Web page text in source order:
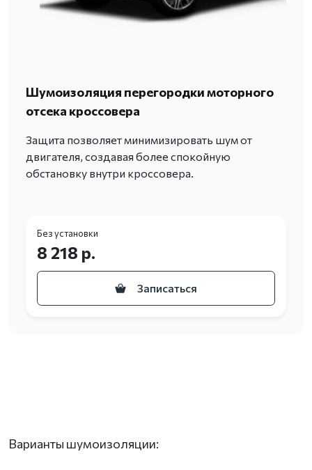
Шумоизоляция перегородки моторного
отсека кроссовера
Защита позволяет минимизировать шум от
двигателя, создавая более спокойную
обстановку внутри кроссовера.
Без установки
8 218 р.
Записаться
Варианты шумоизоляции: